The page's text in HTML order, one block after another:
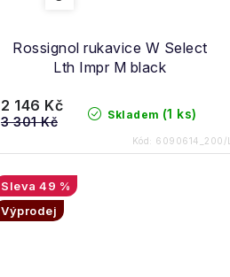
Rossignol rukavice W Select
Lth Impr M black
Skladem (1 ks)
2 146 Kč
3 301 Kč
Kód: 6090614_200/L
49 %
Výprodej